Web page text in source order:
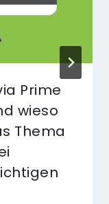
Prime
wieso
Thema